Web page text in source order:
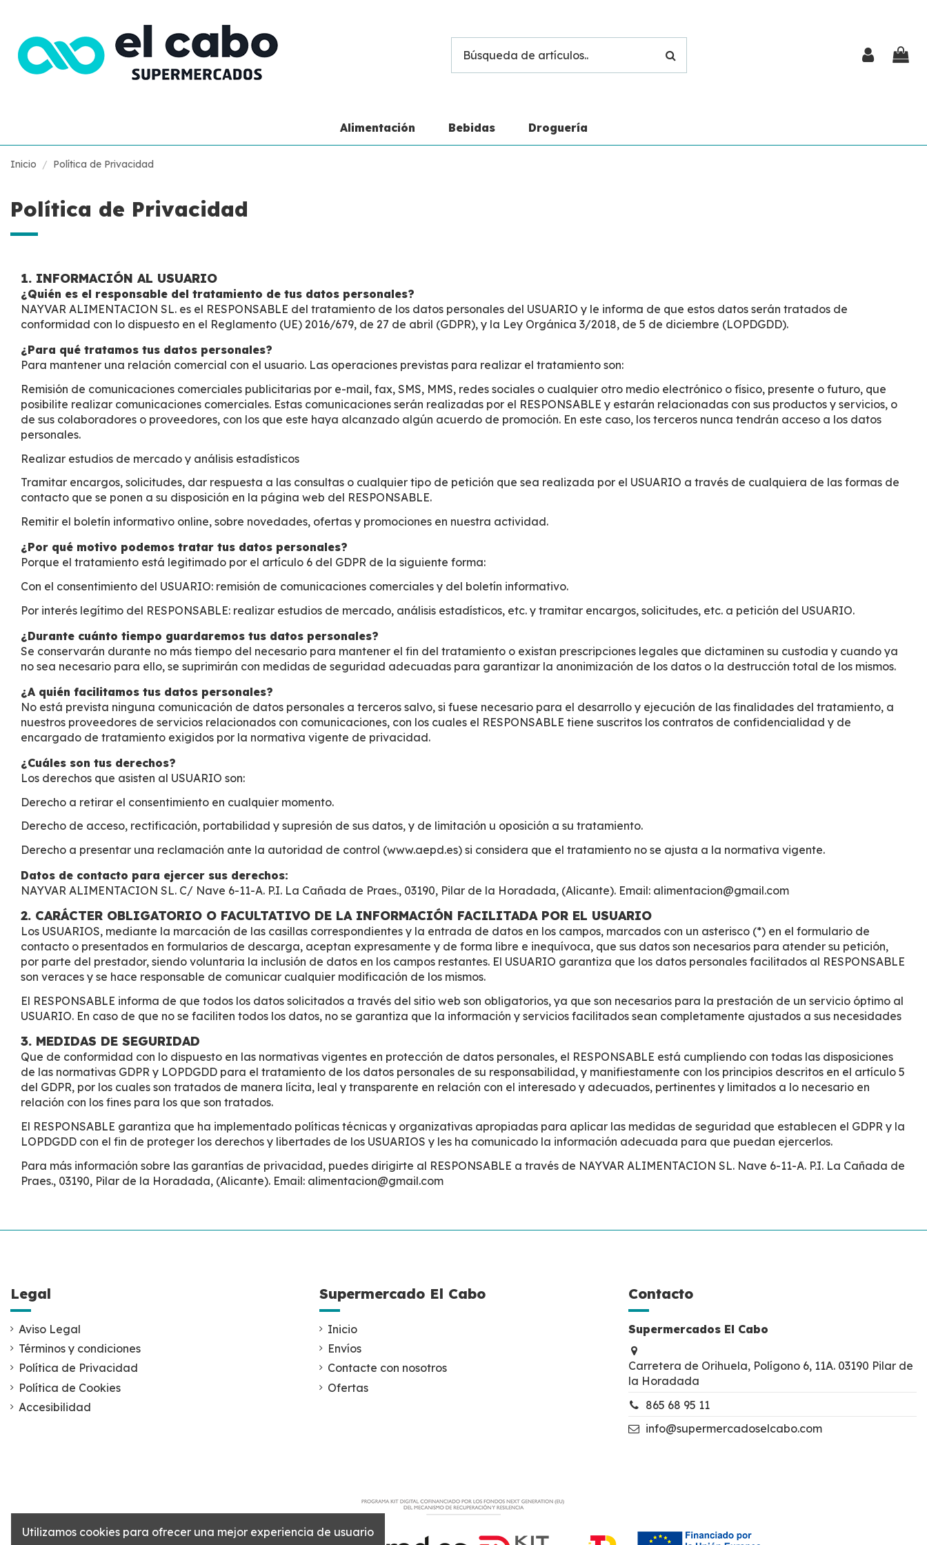
Alimentación Bebidas Droguería
Inicio Política de Privacidad
Política de Privacidad
1. INFORMACIÓN AL USUARIO
¿Quién es el responsable del tratamiento de tus datos personales?
NAYVAR ALIMENTACION SL. es el RESPONSABLE del tratamiento de los datos personales del USUARIO y le informa de que estos datos serán tratados de
conformidad con lo dispuesto en el Reglamento (UE) 2016/679, de 27 de abril (GDPR), y la Ley Orgánica 3/2018, de 5 de diciembre (LOPDGDD).
¿Para qué tratamos tus datos personales?
Para mantener una relación comercial con el usuario. Las operaciones previstas para realizar el tratamiento son:
Remisión de comunicaciones comerciales publicitarias por e-mail, fax, SMS, MMS, redes sociales o cualquier otro medio electrónico o físico, presente o futuro, que
posibilite realizar comunicaciones comerciales. Estas comunicaciones serán realizadas por el RESPONSABLE y estarán relacionadas con sus productos y servicios, o
de sus colaboradores o proveedores, con los que este haya alcanzado algún acuerdo de promoción. En este caso, los terceros nunca tendrán acceso a los datos
personales.
Realizar estudios de mercado y análisis estadísticos
Tramitar encargos, solicitudes, dar respuesta a las consultas o cualquier tipo de petición que sea realizada por el USUARIO a través de cualquiera de las formas de
contacto que se ponen a su disposición en la página web del RESPONSABLE.
Remitir el boletín informativo online, sobre novedades, ofertas y promociones en nuestra actividad.
¿Por qué motivo podemos tratar tus datos personales?
Porque el tratamiento está legitimado por el artículo 6 del GDPR de la siguiente forma:
Con el consentimiento del USUARIO: remisión de comunicaciones comerciales y del boletín informativo.
Por interés legítimo del RESPONSABLE: realizar estudios de mercado, análisis estadísticos, etc. y tramitar encargos, solicitudes, etc. a petición del USUARIO.
¿Durante cuánto tiempo guardaremos tus datos personales?
Se conservarán durante no más tiempo del necesario para mantener el fin del tratamiento o existan prescripciones legales que dictaminen su custodia y cuando ya
no sea necesario para ello, se suprimirán con medidas de seguridad adecuadas para garantizar la anonimización de los datos o la destrucción total de los mismos.
¿A quién facilitamos tus datos personales?
No está prevista ninguna comunicación de datos personales a terceros salvo, si fuese necesario para el desarrollo y ejecución de las finalidades del tratamiento, a
nuestros proveedores de servicios relacionados con comunicaciones, con los cuales el RESPONSABLE tiene suscritos los contratos de confidencialidad y de
encargado de tratamiento exigidos por la normativa vigente de privacidad.
¿Cuáles son tus derechos?
Los derechos que asisten al USUARIO son:
Derecho a retirar el consentimiento en cualquier momento.
Derecho de acceso, rectificación, portabilidad y supresión de sus datos, y de limitación u oposición a su tratamiento.
Derecho a presentar una reclamación ante la autoridad de control (www.aepd.es) si considera que el tratamiento no se ajusta a la normativa vigente.
Datos de contacto para ejercer sus derechos:
NAYVAR ALIMENTACION SL. C/ Nave 6-11-A. P.I. La Cañada de Praes., 03190, Pilar de la Horadada, (Alicante). Email: alimentacion@gmail.com
2. CARÁCTER OBLIGATORIO O FACULTATIVO DE LA INFORMACIÓN FACILITADA POR EL USUARIO
Los USUARIOS, mediante la marcación de las casillas correspondientes y la entrada de datos en los campos, marcados con un asterisco (*) en el formulario de
contacto o presentados en formularios de descarga, aceptan expresamente y de forma libre e inequívoca, que sus datos son necesarios para atender su petición,
por parte del prestador, siendo voluntaria la inclusión de datos en los campos restantes. El USUARIO garantiza que los datos personales facilitados al RESPONSABLE
son veraces y se hace responsable de comunicar cualquier modificación de los mismos.
El RESPONSABLE informa de que todos los datos solicitados a través del sitio web son obligatorios, ya que son necesarios para la prestación de un servicio óptimo al
USUARIO. En caso de que no se faciliten todos los datos, no se garantiza que la información y servicios facilitados sean completamente ajustados a sus necesidades
3. MEDIDAS DE SEGURIDAD
Que de conformidad con lo dispuesto en las normativas vigentes en protección de datos personales, el RESPONSABLE está cumpliendo con todas las disposiciones
de las normativas GDPR y LOPDGDD para el tratamiento de los datos personales de su responsabilidad, y manifiestamente con los principios descritos en el artículo 5
del GDPR, por los cuales son tratados de manera lícita, leal y transparente en relación con el interesado y adecuados, pertinentes y limitados a lo necesario en
relación con los fines para los que son tratados.
El RESPONSABLE garantiza que ha implementado políticas técnicas y organizativas apropiadas para aplicar las medidas de seguridad que establecen el GDPR y la
LOPDGDD con el fin de proteger los derechos y libertades de los USUARIOS y les ha comunicado la información adecuada para que puedan ejercerlos.
Para más información sobre las garantías de privacidad, puedes dirigirte al RESPONSABLE a través de NAYVAR ALIMENTACION SL. Nave 6-11-A. P.I. La Cañada de
Praes., 03190, Pilar de la Horadada, (Alicante). Email: alimentacion@gmail.com
Legal
Aviso Legal
Términos y condiciones
Política de Privacidad
Política de Cookies
Accesibilidad
Supermercado El Cabo
Inicio
Envíos
Contacte con nosotros
Ofertas
Contacto
Supermercados El Cabo
Carretera de Orihuela, Polígono 6, 11A. 03190 Pilar de
la Horadada
865 68 95 11
info@supermercadoselcabo.com
Utilizamos cookies para ofrecer una mejor experiencia de usuario